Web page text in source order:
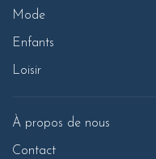
Mode
Enfants
Loisir
À propos de nous
Contact